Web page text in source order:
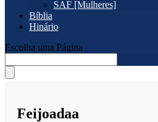
SAF [Mulheres]
Bíblia
Hinário
Escolha uma Página
Feijoadaa